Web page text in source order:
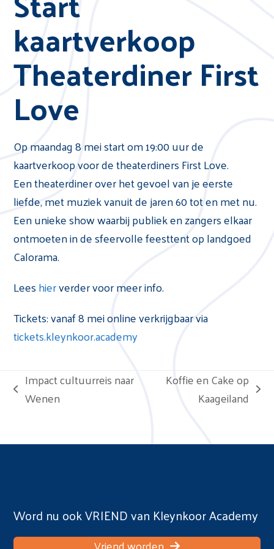
kaartverkoop
Theaterdiner First
Love
Op maandag 8 mei start om 19:00 uur de
kaartverkoop voor de theaterdiners First Love.
Een theaterdiner over het gevoel van je eerste
liefde, met muziek vanuit de jaren 60 tot en met nu.
Een unieke show waarbij publiek en zangers elkaar
ontmoeten in de sfeervolle feesttent op landgoed
Calorama.
Leeshierverder voor meer info.
Tickets: vanaf 8 mei online verkrijgbaar via
tickets.kleynkoor.academy
previous
Impact cultuurreis naar
Wenen
Koffie en Cake op
Kaageiland
Word nu ook VRIEND van Kleynkoor Academy